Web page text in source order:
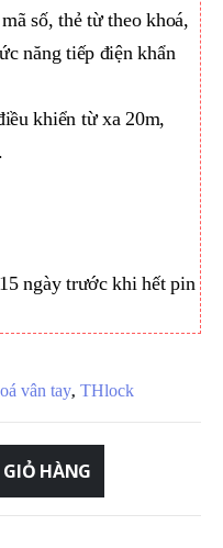
số, thẻ từ theo khoá,
năng tiếp điện khẩn
khiển từ xa 20m,
ngày trước khi hết pin
vân tay, THlock
HÀNG